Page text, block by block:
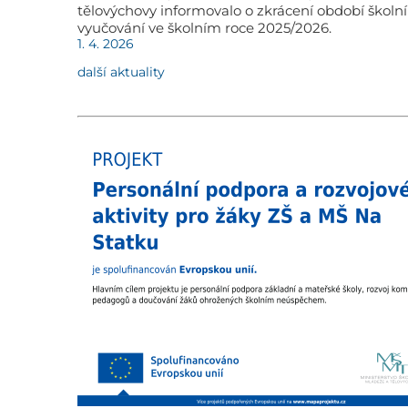
tělovýchovy informovalo o zkrácení období
vyučování ve školním roce 2025/2026.
1. 4. 2026
další aktuality